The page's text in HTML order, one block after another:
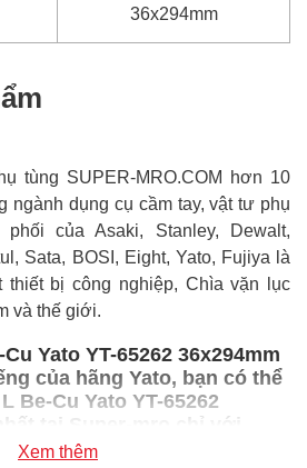
36x294mm
tùng SUPER-MRO.COM hơn 10
ngành dụng cụ cầm tay, vật tư phụ
của Asaki, Stanley, Dewalt,
Sata, BOSI, Eight, Yato, Fujiya là
thiết bị công nghiệp, Chìa vặn lục
và thế giới.
Yato YT-65262 36x294mm
của hãng Yato, bạn có thể
Be-Cu Yato YT-65262
tại Super-mro chỉ với
Xem thêm